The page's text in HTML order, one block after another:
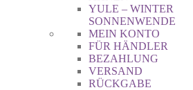
YULE – WINTER
SONNENWENDE
MEIN KONTO
FÜR HÄNDLER
BEZAHLUNG
VERSAND
RÜCKGABE